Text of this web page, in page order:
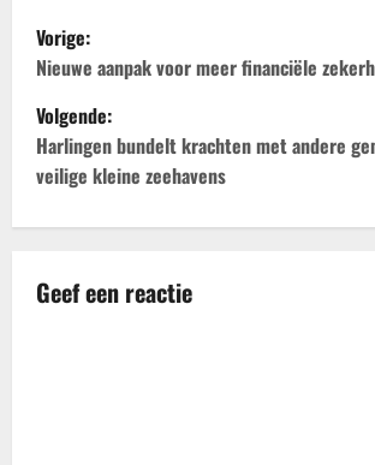
B
e
r
i
c
h
Vorige:
Nieuwe aanpak voor meer financiële
Volgende:
Harlingen bundelt krachten met andere
veilige kleine zeehavens
Geef een reactie